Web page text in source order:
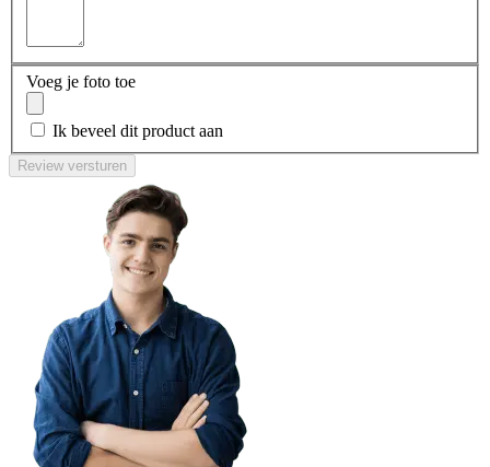
Voeg je foto toe
Ik beveel dit product aan
Review versturen